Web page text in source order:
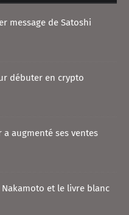
message de Satoshi
débuter en crypto
a augmenté ses ventes
et le livre blanc